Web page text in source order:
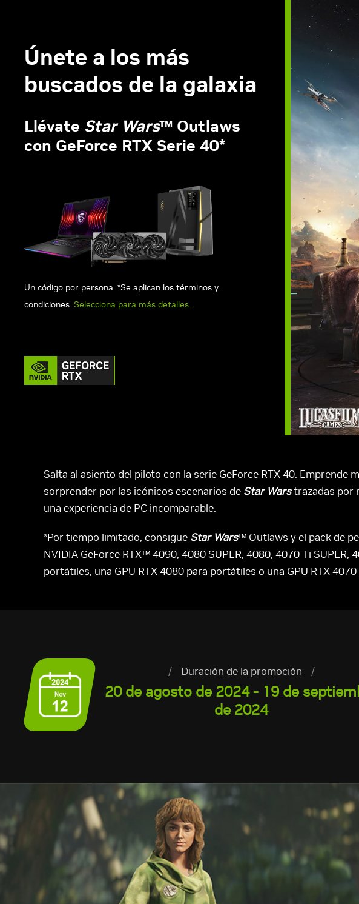
Únete a los más
buscados de la galaxia
Llévate Star Wars™ Outlaws
con GeForce RTX Serie 40*
Un código por persona. *Se aplican los términos y
condiciones. Selecciona para más detalles.
Salta al asiento del piloto con la serie GeForce RTX 40.
sorprender por las icónicos escenarios de Star Warstrazadas por
una experiencia de PC incomparable.
*Por tiempo limitado, consigue Star Wars™ Outlaws y el pack de
NVIDIA GeForce RTX™ 4090, 4080 SUPER, 4080, 4070 Ti
portátiles, una GPU RTX 4080 para portátiles o una GPU RTX
/ Duración de la promoción /
20 de agosto de 2024 - 19 de
de 2024